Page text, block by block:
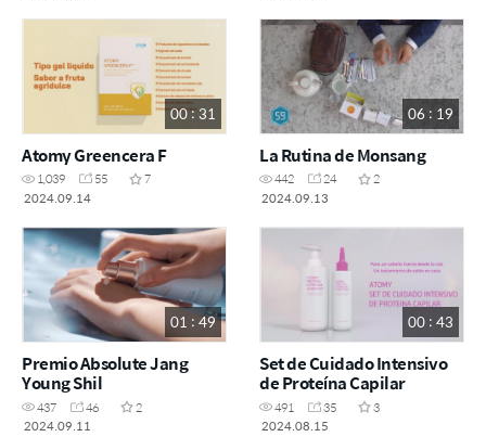
00 : 31
Atomy Greencera F
1,039 55
7
2024.09.14
06 : 19
La Rutina de Monsang
442 24
2
2024.09.13
01 : 49
Premio Absolute Jang
Young Shil
437 46
2
2024.09.11
00 : 43
Set de Cuidado Intensivo
de Proteína Capilar
491 35
3
2024.08.15